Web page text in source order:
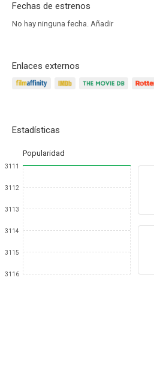
Fechas de estrenos
No hay ninguna fecha. Añadir
Enlaces externos
Estadísticas
Popularidad
3111
3112
3113
3114
3115
3116